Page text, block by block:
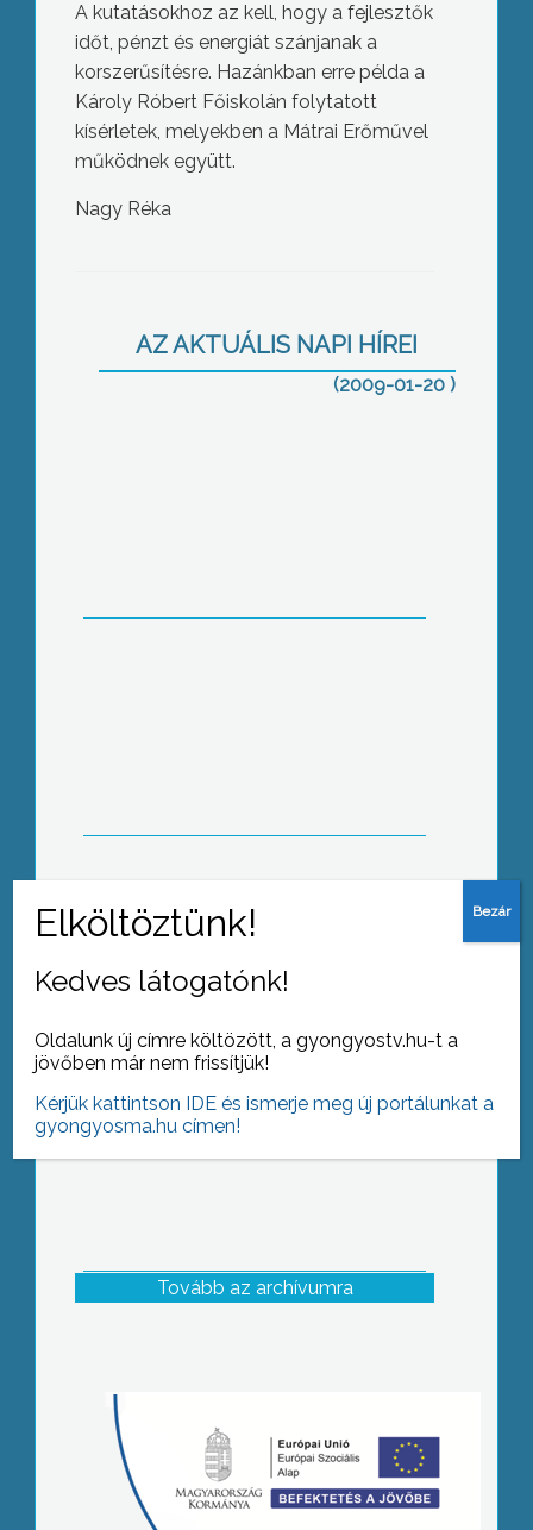
A kutatásokhoz az kell, hogy a fejlesztők
időt, pénzt és energiát szánjanak a
korszerűsítésre. Hazánkban erre példa a
Károly Róbert Főiskolán folytatott
kísérletek, melyekben a Mátrai Erőművel
működnek együtt.
Nagy Réka
AZ AKTUÁLIS NAPI HÍREI
(2009-01-20 )
Sikeres volt a Táblavadászat Heves
Megyében, több mint 20 –an 41
észrevétellel fordultak a rendőr-
Tovább az archívumra
Kedves látogatónk!
Oldalunk új címre költözött, a gyongyostv.hu-t a
jövőben már nem frissítjük!
Kérjük kattintson IDE és ismerje meg új portálunkat a
gyongyosma.hu címen!